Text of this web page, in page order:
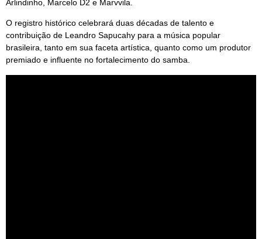
Arlindinho, Marcelo D2 e Marvvila.
O registro histórico celebrará duas décadas de talento e
contribuição de Leandro Sapucahy para a música popular
brasileira, tanto em sua faceta artística, quanto como um produtor
premiado e influente no fortalecimento do samba.